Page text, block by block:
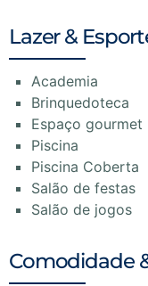
Lazer &
Academia
Brinquedoteca
Espaço gourmet
Piscina
Piscina Coberta
Salão de festas
Salão de jogos
Comodidade